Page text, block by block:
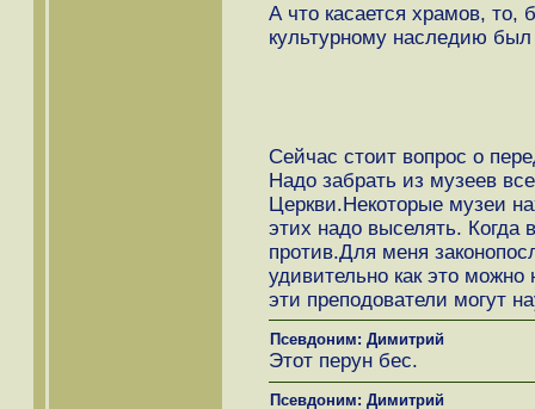
А что касается храмов, то,
культурному наследию был
Сейчас стоит вопрос о
Надо забрать из музеев
Церкви.Некоторые музеи
этих надо выселять. Когда
против.Для меня
удивительно как это
эти преподователи могут
Псевдоним: Димитрий
Этот перун бес.
Псевдоним: Димитрий